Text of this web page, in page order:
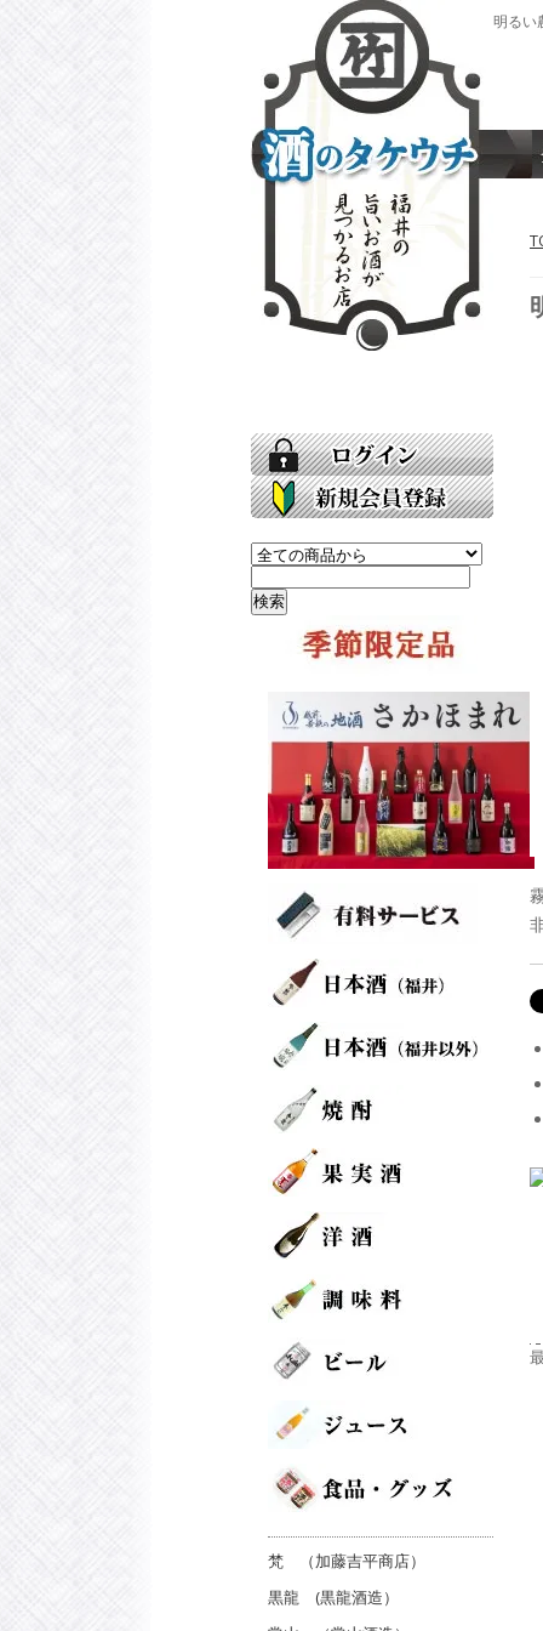
明るい
梵 （加藤吉平商店）
黒龍 (黒龍酒造）